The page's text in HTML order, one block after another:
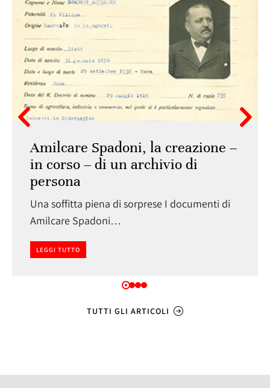
Amilcare Spadoni, la creazione –
in corso – di un archivio di
persona
Una soffitta piena di sorprese I documenti di
Amilcare Spadoni…
LEGGI TUTTO
TUTTI GLI ARTICOLI